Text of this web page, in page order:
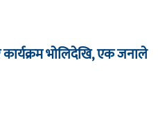
कार्यक्रम भाेलिदेखि, एक जनाले